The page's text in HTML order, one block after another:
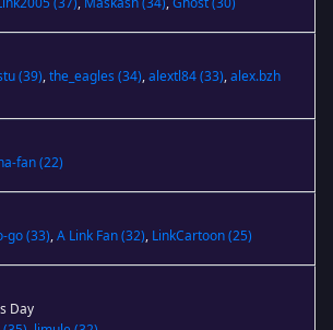
(39),the_eagles (34),alextl84(33),alex.bzh
fan(22)
go(33),A Link Fan(32), LinkCartoon(25)
Day